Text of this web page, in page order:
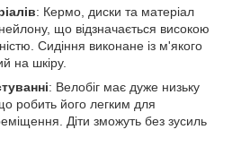
: Кермо, диски та матеріал
що відзначається високою
Сидіння виконане із м'якого
на шкіру.
: Велобіг має дуже низьку
робить його легким для
Діти зможуть без зусиль